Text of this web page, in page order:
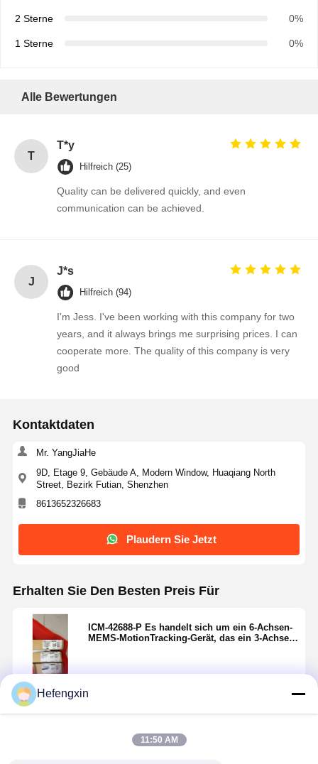
Qualitätskont
Rolle
Kontakt
Jetzt
Dichte Filmwiderstand
Hochfrequenz-Induktor
Vorspannungswiderstandstransistor
Thyristor-Überspannungsschutzgerät
Niedriger Austritts-Regler
2 Sterne 0%
1 Sterne 0%
Alle Bewertungen
T
T*y
Hilfreich (25)
Quality can be delivered quickly, and even
communication can be achieved.
J
J*s
Hilfreich (94)
I'm Jess. I've been working with this company for two
years, and it always brings me surprising prices. I can
cooperate more. The quality of this company is very
good
Kontaktdaten
Mr. YangJiaHe
9D, Etage 9, Gebäude A, Modern Window, Huaqiang North
Street, Bezirk Futian, Shenzhen
8613652326683
Plaudern Sie Jetzt
Erhalten Sie Den Besten Preis Für
ICM-42688-P Es handelt sich um ein 6-Achsen-
MEMS-MotionTracking-Gerät, das ein 3-Achsen-
Empfohlene Produkte
Hefengxin
11:50 AM